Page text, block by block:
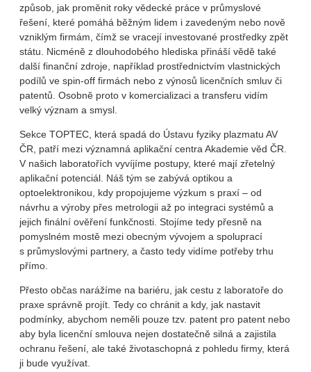
způsob, jak proměnit roky vědecké práce v průmyslové
řešení, které pomáhá běžným lidem i zavedeným nebo nově
vzniklým firmám, čímž se vracejí investované prostředky zpět
státu. Nicméně z dlouhodobého hlediska přináší vědě také
další finanční zdroje, například prostřednictvím vlastnických
podílů ve spin-off firmách nebo z výnosů licenčních smluv či
patentů. Osobně proto v komercializaci a transferu vidím
velký význam a smysl.
Sekce TOPTEC, která spadá do Ústavu fyziky plazmatu AV
ČR, patří mezi významná aplikační centra Akademie věd ČR.
V našich laboratořích vyvíjíme postupy, které mají zřetelný
aplikační potenciál. Náš tým se zabývá optikou a
optoelektronikou, kdy propojujeme výzkum s praxí – od
návrhu a výroby přes metrologii až po integraci systémů a
jejich finální ověření funkčnosti. Stojíme tedy přesně na
pomyslném mostě mezi obecným vývojem a spoluprací
s průmyslovými partnery, a často tedy vidíme potřeby trhu
přímo.
Přesto občas narážíme na bariéru, jak cestu z laboratoře do
praxe správně projít. Tedy co chránit a kdy, jak nastavit
podmínky, abychom neměli pouze tzv. patent pro patent nebo
aby byla licenční smlouva nejen dostatečně silná a zajistila
ochranu řešení, ale také životaschopná z pohledu firmy, která
ji bude využívat.